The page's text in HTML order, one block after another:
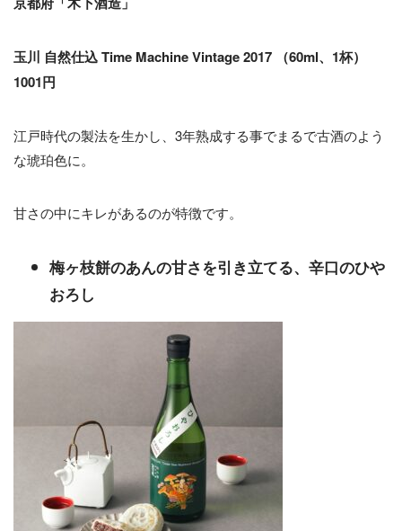
玉川 自然仕込 Time Machine Vintage 2017 （60ml、1杯）
1001円
江戸時代の製法を生かし、3年熟成する事でまるで古酒のよう
な琥珀色に。
甘さの中にキレがあるのが特徴です。
梅ヶ枝餅のあんの甘さを引き立てる、辛口のひや
おろし